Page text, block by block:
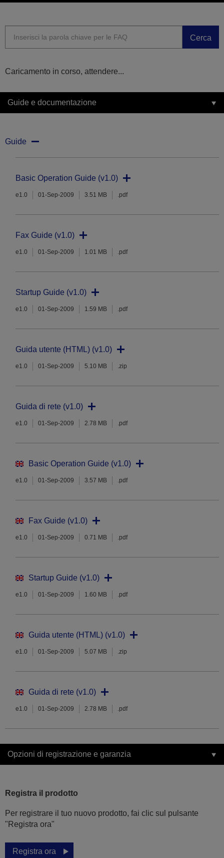
Cerca
Caricamento in corso, attendere...
Guide e documentazione
Guide
Basic Operation Guide (v1.0)
e1.0 01-Sep-2009 3.51 MB .pdf
Fax Guide (v1.0)
e1.0 01-Sep-2009 1.01 MB .pdf
Startup Guide (v1.0)
e1.0 01-Sep-2009 1.59 MB .pdf
Guida utente (HTML) (v1.0)
e1.0 01-Sep-2009 5.10 MB .zip
Guida di rete (v1.0)
e1.0 01-Sep-2009 2.78 MB .pdf
Basic Operation Guide (v1.0)
e1.0 01-Sep-2009 3.57 MB .pdf
Fax Guide (v1.0)
e1.0 01-Sep-2009 0.71 MB .pdf
Startup Guide (v1.0)
e1.0 01-Sep-2009 1.60 MB .pdf
Guida utente (HTML) (v1.0)
e1.0 01-Sep-2009 5.07 MB .zip
Guida di rete (v1.0)
e1.0 01-Sep-2009 2.78 MB .pdf
Opzioni di registrazione e garanzia
Registra il prodotto
Per registrare il tuo nuovo prodotto, fai clic sul pulsante
"Registra ora"
Registra ora